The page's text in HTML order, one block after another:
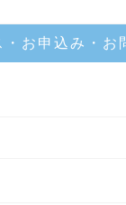
・お申込み・お